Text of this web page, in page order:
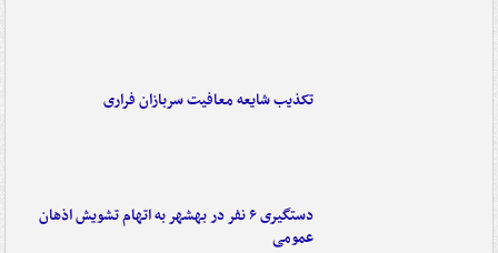
تکذیب شایعه معافیت سربازان فراری
دستگیری ۶ نفر در بهشهر به اتهام تشویش اذهان
عمومی